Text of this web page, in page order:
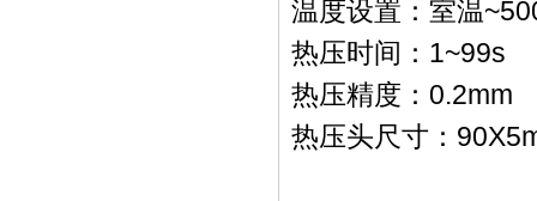
温度设置：室温
热压时间：1~99s
热压精度：0.2mm
热压头尺寸：